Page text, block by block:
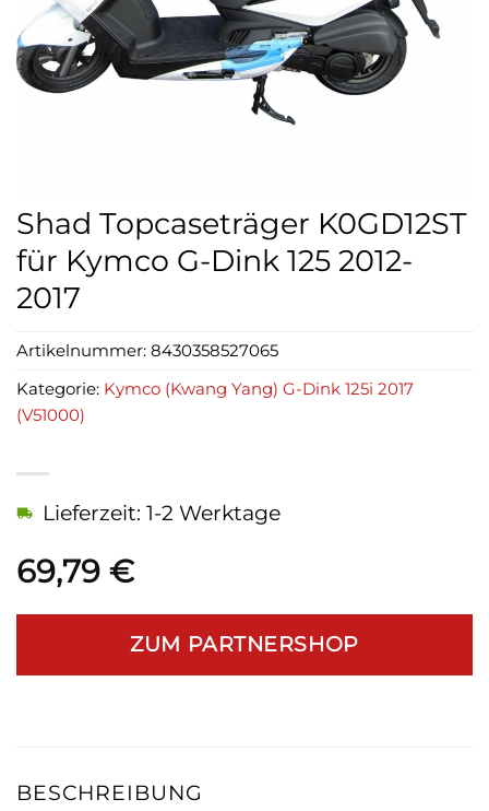
Shad Topcaseträger K0GD12ST
für Kymco G-Dink 125 2012-
2017
69,79 €
Lieferzeit: 1-2 Werktage
ZUM PARTNERSHOP
Artikelnummer: 8430358527065
Kategorie: Kymco (Kwang Yang) G-Dink 125i 2017
(V51000)
BESCHREIBUNG